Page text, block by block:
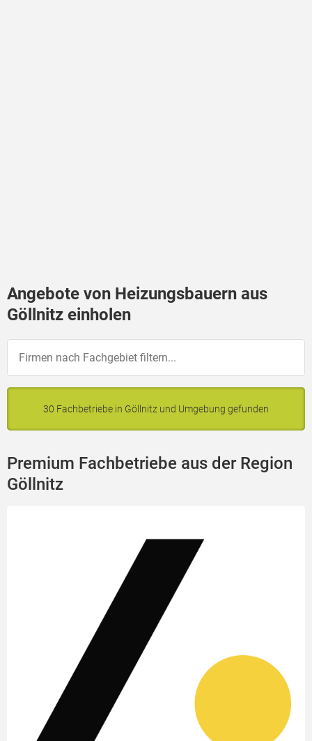
Angebote von Heizungsbauern aus
Göllnitz einholen
30 Fachbetriebe in Göllnitz und Umgebung gefunden
Premium Fachbetriebe aus der Region
Göllnitz